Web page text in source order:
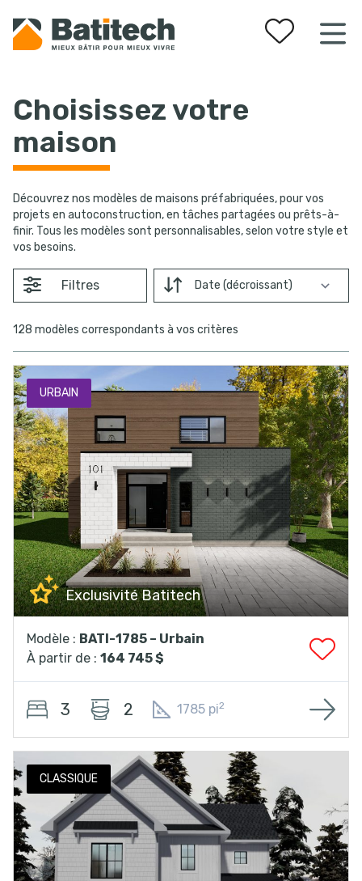
Vos favoris
Choisissez votre
maison
Découvrez nos modèles de maisons préfabriquées, pour vos
projets en autoconstruction, en tâches partagées ou prêts-à-
finir. Tous les modèles sont personnalisables, selon votre style et
vos besoins.
Filtres
Trier par
128 modèles correspondants à vos critères
URBAIN
Exclusivité Batitech
Modèle : BATI-1785 – Urbain
À partir de : 164 745 $
3 2 1785 pi2
CLASSIQUE